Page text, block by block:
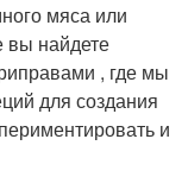
мяса или
вы найдете
, где мы
для создания
и